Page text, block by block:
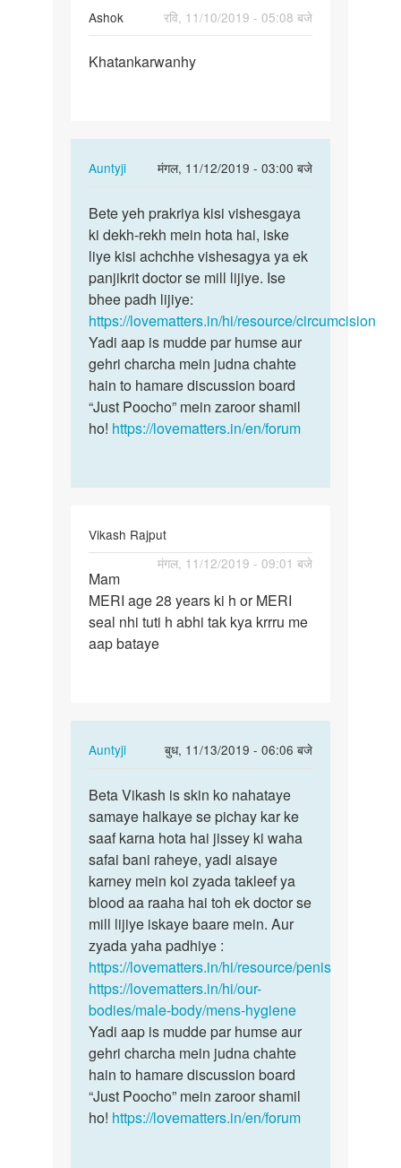
Ashok
रवि, 11/10/2019 - 05:08 बजे
Khatankarwanhy
Khatankarwanhy
Auntyji
मंगल, 11/12/2019 - 03:00 बजे
In
to
Khatankarwanhy
by
Ashok
Bete
yeh
prakriya
kisi…
Bete yeh prakriya kisi vishesgaya
ki dekh-rekh mein hota hai, iske
liye kisi achchhe vishesagya ya ek
panjikrit doctor se mill lijiye. Ise
bhee padh lijiye:
https://lovematters.in/hi/resource/circumcision
Yadi aap is mudde par humse aur
gehri charcha mein judna chahte
hain to hamare discussion board
“Just Poocho” mein zaroor shamil
ho! https://lovematters.in/en/forum
Vikash Rajput
मंगल, 11/12/2019 - 09:01 बजे
Mam
MERI
age
28
Mam
MERI age 28 years ki h or MERI
seal nhi tuti h abhi tak kya krrru me
aap bataye
Auntyji
बुध, 11/13/2019 - 06:06 बजे
In
to
Mam
MERI
age
28
years
ki
h…
by
Vikash
Rajput
Beta
Vikash
is
skin
ko…
Beta Vikash is skin ko nahataye
samaye halkaye se pichay kar ke
saaf karna hota hai jissey ki waha
safai bani raheye, yadi aisaye
karney mein koi zyada takleef ya
blood aa raaha hai toh ek doctor se
mill lijiye iskaye baare mein. Aur
zyada yaha padhiye :
https://lovematters.in/hi/resource/penis
https://lovematters.in/hi/our-
bodies/male-body/mens-hygiene
Yadi aap is mudde par humse aur
gehri charcha mein judna chahte
hain to hamare discussion board
“Just Poocho” mein zaroor shamil
ho! https://lovematters.in/en/forum